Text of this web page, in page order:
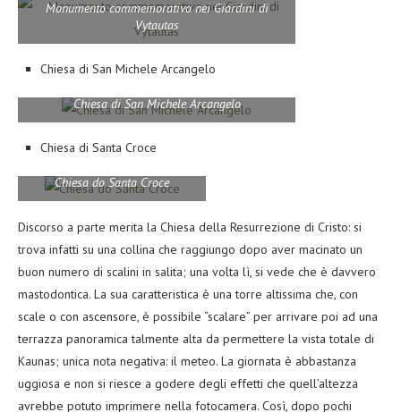
Monumento commemorativo nei Giardini di
Vytautas
Chiesa di San Michele Arcangelo
Chiesa di San Michele Arcangelo
Chiesa di Santa Croce
Chiesa do Santa Croce
Discorso a parte merita la Chiesa della Resurrezione di Cristo: si
trova infatti su una collina che raggiungo dopo aver macinato un
buon numero di scalini in salita; una volta lì, si vede che è davvero
mastodontica. La sua caratteristica è una torre altissima che, con
scale o con ascensore, è possibile “scalare” per arrivare poi ad una
terrazza panoramica talmente alta da permettere la vista totale di
Kaunas; unica nota negativa: il meteo. La giornata è abbastanza
uggiosa e non si riesce a godere degli effetti che quell’altezza
avrebbe potuto imprimere nella fotocamera. Così, dopo pochi